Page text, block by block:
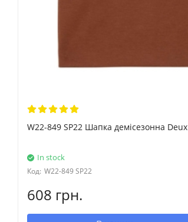
W22-849 SP22 Шапка демісезонна
In stock
Код: W22-849 SP22
608 грн.